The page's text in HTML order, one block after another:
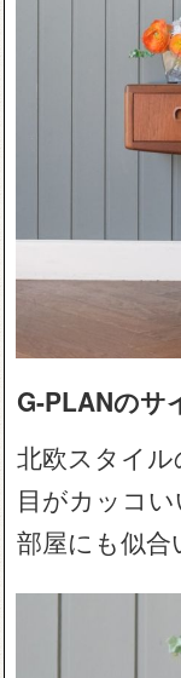
G-PLANのサ
北欧スタイ
目がカッコ
部屋にも似合